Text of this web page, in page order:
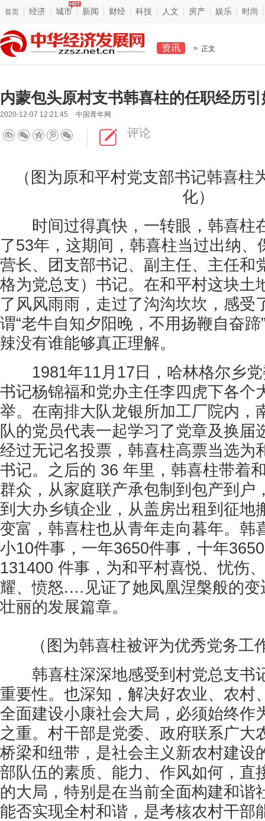
首页 经济 城市 新闻 财经 科技 人文 房产 娱乐 时尚
资讯 > 正文
内蒙包头原村支书韩喜柱的任职经历
2020-12-07 12:21:45 中国青年网
评论
（图为原和平村党支部书记韩喜柱
化）
时间过得真快，一转眼，韩喜柱
了53年，这期间，韩喜柱当过出纳、
营长、团支部书记、副主任、主任和
格为党总支）书记。在和平村这块土
了风风雨雨，走过了沟沟坎坎，感受
谓“老牛自知夕阳晚，不用扬鞭自奋
辣没有谁能够真正理解。
1981年11月17日，哈林格尔乡党
书记杨锦福和党办主任李四虎下各个
举。在南排大队龙银所加工厂院内，
队的党员代表一起学习了党章及换届
经过无记名投票，韩喜柱高票当选为
书记。之后的 36 年里，韩喜柱带着
群众，从家庭联产承包制到包产到户
到大办乡镇企业，从盖房出租到征地
变富，韩喜柱也从青年走向暮年。韩
小10件事，一年3650件事，十年
131400 件事，为和平村喜悦、忧伤
耀、愤怒.…见证了她凤凰涅槃般的变
壮丽的发展篇章。
（图为韩喜柱被评为优秀党务工
韩喜柱深深地感受到村党总支书
重要性。也深知，解决好农业、农村
全面建设小康社会大局，必须始终作
之重。村干部是党委、政府联系广大
桥梁和纽带，是社会主义新农村建设
部队伍的素质、能力、作风如何，直
的大局，特别是在当前全面构建和谐
能否实现全村和谐，是考核农村干部